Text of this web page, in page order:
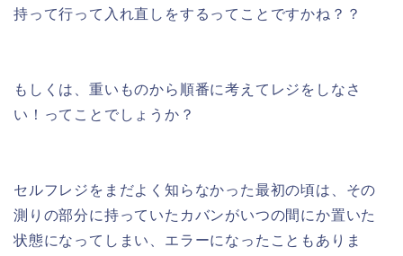
持って行って入れ直しをするってことですかね？？
もしくは、重いものから順番に考えてレジをしなさ
い！ってことでしょうか？
セルフレジをまだよく知らなかった最初の頃は、その
測りの部分に持っていたカバンがいつの間にか置いた
状態になってしまい、エラーになったこともありま